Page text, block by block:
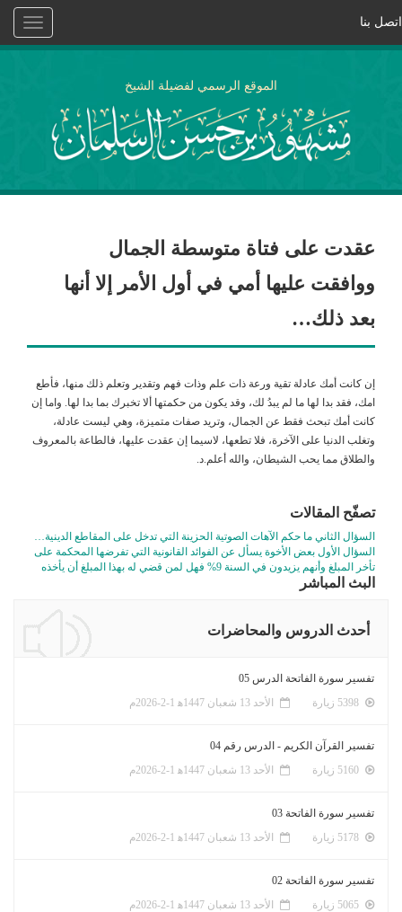
Toggle
اتصل بنا
الموقع الرسمي لفضيلة الشيخ
عقدت على فتاة متوسطة الجمال
ووافقت عليها أمي في أول الأمر إلا أنها
بعد ذلك…
إن كانت أمك عادلة تقية ورعة ذات علم وذات فهم وتقدير وتعلم ذلك منها، فأطع
امك، فقد بدا لها ما لم يبدُ لك، وقد يكون من حكمتها ألا تخبرك بما بدا لها. واما إن
كانت أمك تبحث فقط عن الجمال، وتريد صفات متميزة، وهي ليست عادلة،
وتغلب الدنيا على الآخرة، فلا تطعها، لاسيما إن عقدت عليها، فالطاعة بالمعروف
والطلاق مما يحب الشيطان، والله أعلم.د.
تصفّح المقالات
السؤال الثاني ما حكم الآهات الصوتية الحزينة التي تدخل على المقاطع الدينية…
السؤال الأول بعض الأخوة يسأل عن الفوائد القانونية التي تفرضها المحكمة على
تأخر المبلغ وأنهم يزيدون في السنة 9% فهل لمن قضي له بهذا المبلغ أن يأخذه
البث المباشر
أحدث الدروس والمحاضرات
تفسير سورة الفاتحة الدرس 05
الأحد 13 شعبان 1447ﻫ 1-2-2026م
تفسير القرآن الكريم - الدرس رقم 04
الأحد 13 شعبان 1447ﻫ 1-2-2026م
تفسير سورة الفاتحة 03
الأحد 13 شعبان 1447ﻫ 1-2-2026م
تفسير سورة الفاتحة 02
الأحد 13 شعبان 1447ﻫ 1-2-2026م